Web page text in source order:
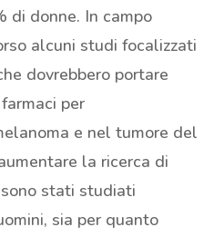
di donne. In campo
alcuni studi focalizzati
dovrebbero portare
per
e nel tumore del
la ricerca di
stati studiati
sia per quanto